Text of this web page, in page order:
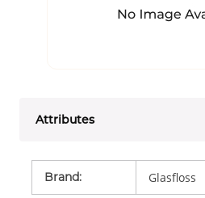
Attributes
Brand: Glasfloss